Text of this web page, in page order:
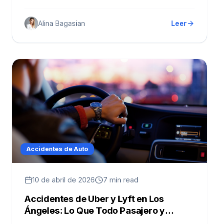
Alina Bagasian Leer
Accidentes de Auto
10 de abril de 2026 7 min read
Accidentes de Uber y Lyft en Los
Ángeles: Lo Que Todo Pasajero y